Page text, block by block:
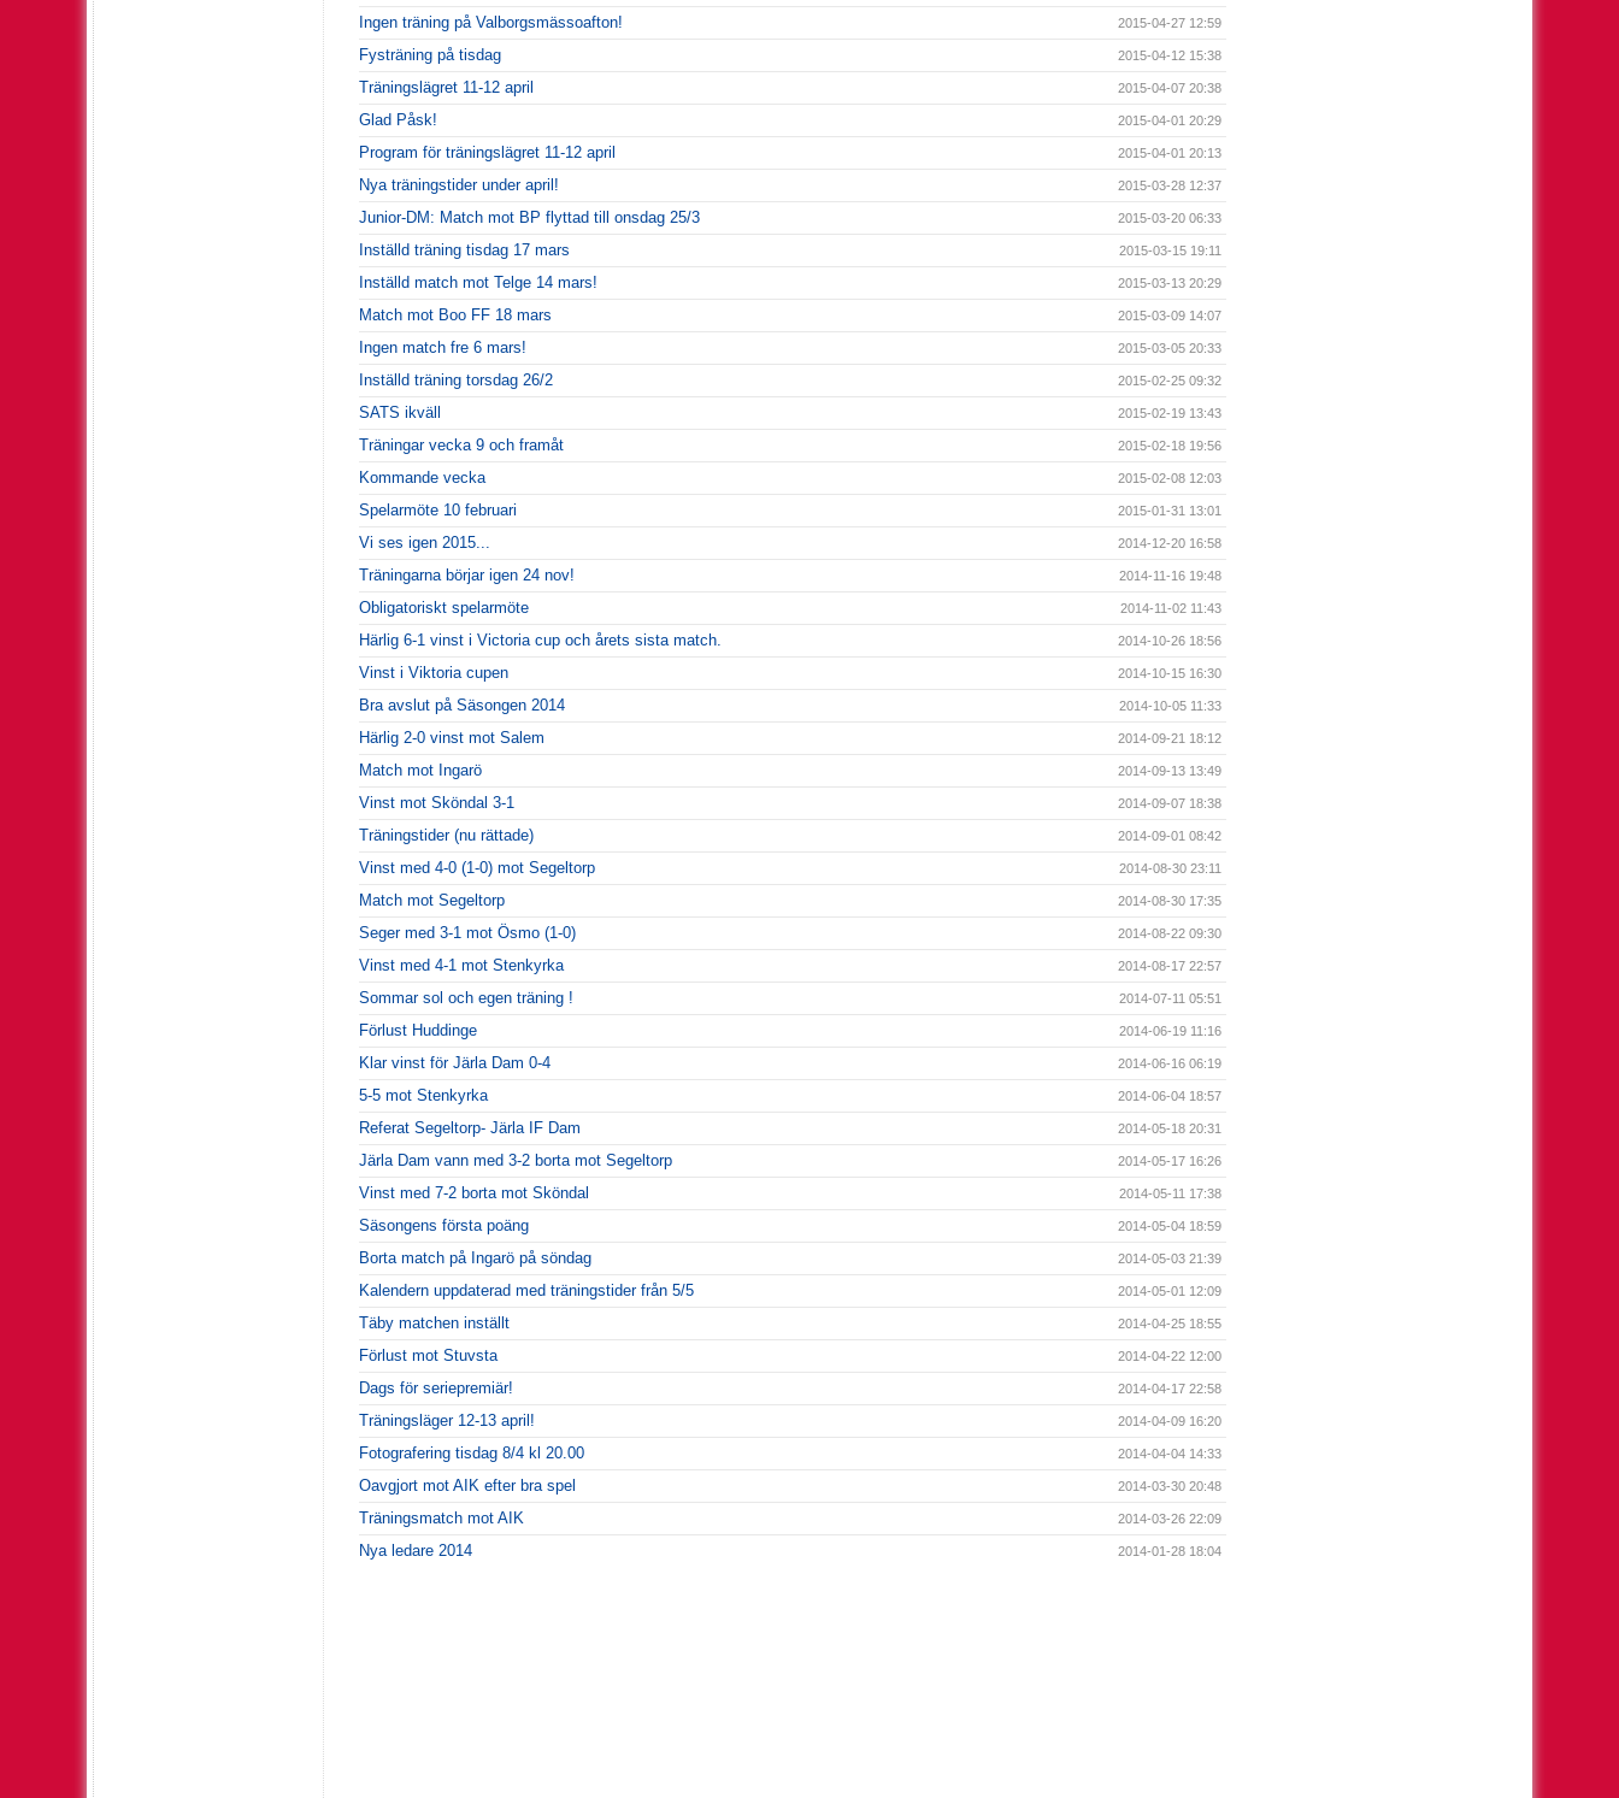
Ingen träning på Valborgsmässoafton! 2015-04-27 12:59
Fysträning på tisdag 2015-04-12 15:38
Träningslägret 11-12 april 2015-04-07 20:38
Glad Påsk! 2015-04-01 20:29
Program för träningslägret 11-12 april 2015-04-01 20:13
Nya träningstider under april! 2015-03-28 12:37
Junior-DM: Match mot BP flyttad till onsdag 25/3 2015-03-20 06:33
Inställd träning tisdag 17 mars 2015-03-15 19:11
Inställd match mot Telge 14 mars! 2015-03-13 20:29
Match mot Boo FF 18 mars 2015-03-09 14:07
Ingen match fre 6 mars! 2015-03-05 20:33
Inställd träning torsdag 26/2 2015-02-25 09:32
SATS ikväll 2015-02-19 13:43
Träningar vecka 9 och framåt 2015-02-18 19:56
Kommande vecka 2015-02-08 12:03
Spelarmöte 10 februari 2015-01-31 13:01
Vi ses igen 2015... 2014-12-20 16:58
Träningarna börjar igen 24 nov! 2014-11-16 19:48
Obligatoriskt spelarmöte 2014-11-02 11:43
Härlig 6-1 vinst i Victoria cup och årets sista match. 2014-10-26 18:56
Vinst i Viktoria cupen 2014-10-15 16:30
Bra avslut på Säsongen 2014 2014-10-05 11:33
Härlig 2-0 vinst mot Salem 2014-09-21 18:12
Match mot Ingarö 2014-09-13 13:49
Vinst mot Sköndal 3-1 2014-09-07 18:38
Träningstider (nu rättade) 2014-09-01 08:42
Vinst med 4-0 (1-0) mot Segeltorp 2014-08-30 23:11
Match mot Segeltorp 2014-08-30 17:35
Seger med 3-1 mot Ösmo (1-0) 2014-08-22 09:30
Vinst med 4-1 mot Stenkyrka 2014-08-17 22:57
Sommar sol och egen träning ! 2014-07-11 05:51
Förlust Huddinge 2014-06-19 11:16
Klar vinst för Järla Dam 0-4 2014-06-16 06:19
5-5 mot Stenkyrka 2014-06-04 18:57
Referat Segeltorp- Järla IF Dam 2014-05-18 20:31
Järla Dam vann med 3-2 borta mot Segeltorp 2014-05-17 16:26
Vinst med 7-2 borta mot Sköndal 2014-05-11 17:38
Säsongens första poäng 2014-05-04 18:59
Borta match på Ingarö på söndag 2014-05-03 21:39
Kalendern uppdaterad med träningstider från 5/5 2014-05-01 12:09
Täby matchen inställt 2014-04-25 18:55
Förlust mot Stuvsta 2014-04-22 12:00
Dags för seriepremiär! 2014-04-17 22:58
Träningsläger 12-13 april! 2014-04-09 16:20
Fotografering tisdag 8/4 kl 20.00 2014-04-04 14:33
Oavgjort mot AIK efter bra spel 2014-03-30 20:48
Träningsmatch mot AIK 2014-03-26 22:09
Nya ledare 2014 2014-01-28 18:04